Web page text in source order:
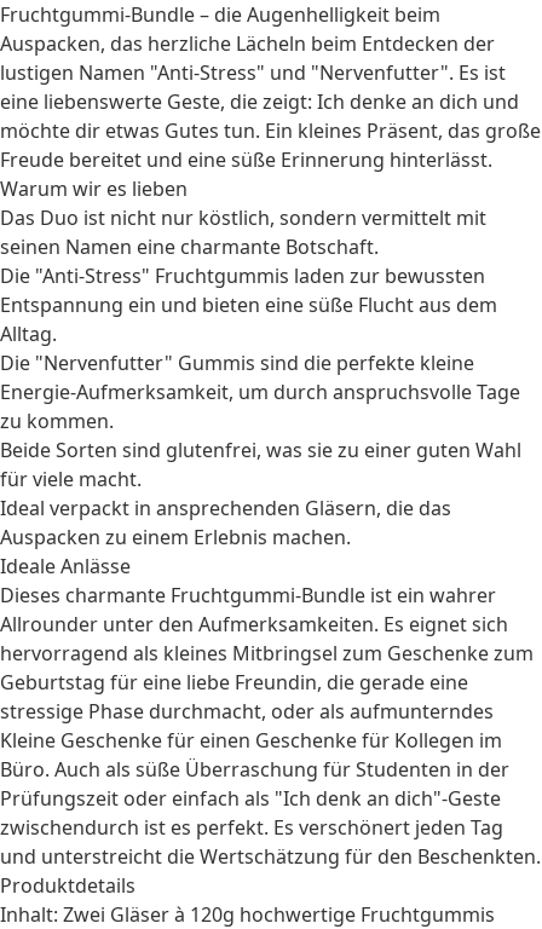
Fruchtgummi-Bundle – die Augenhelligkeit beim
Auspacken, das herzliche Lächeln beim Entdecken der
lustigen Namen "Anti-Stress" und "Nervenfutter". Es ist
eine liebenswerte Geste, die zeigt: Ich denke an dich und
möchte dir etwas Gutes tun. Ein kleines Präsent, das große
Freude bereitet und eine süße Erinnerung hinterlässt.
Warum wir es lieben
Das Duo ist nicht nur köstlich, sondern vermittelt mit
seinen Namen eine charmante Botschaft.
Die "Anti-Stress" Fruchtgummis laden zur bewussten
Entspannung ein und bieten eine süße Flucht aus dem
Alltag.
Die "Nervenfutter" Gummis sind die perfekte kleine
Energie-Aufmerksamkeit, um durch anspruchsvolle Tage
zu kommen.
Beide Sorten sind glutenfrei, was sie zu einer guten Wahl
für viele macht.
Ideal verpackt in ansprechenden Gläsern, die das
Auspacken zu einem Erlebnis machen.
Ideale Anlässe
Dieses charmante Fruchtgummi-Bundle ist ein wahrer
Allrounder unter den Aufmerksamkeiten. Es eignet sich
hervorragend als kleines Mitbringsel zum Geschenke zum
Geburtstag für eine liebe Freundin, die gerade eine
stressige Phase durchmacht, oder als aufmunterndes
Kleine Geschenkefür einen Geschenke für Kollegen im
Büro. Auch als süße Überraschung fürStudenten in der
Prüfungszeit oder einfach als "Ich denk an dich"-Geste
zwischendurch ist es perfekt. Es verschönert jeden Tag
und unterstreicht die Wertschätzung für den Beschenkten.
Produktdetails
Inhalt: Zwei Gläser à 120g hochwertige Fruchtgummis